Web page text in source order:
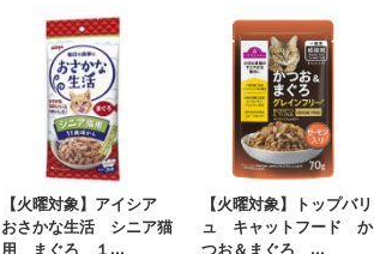
【火曜対象】アイシア
おさかな生活 シニア猫
用 まぐろ １...
【火曜対象】トップバリ
ュ キャットフード か
つお＆まぐろ ...